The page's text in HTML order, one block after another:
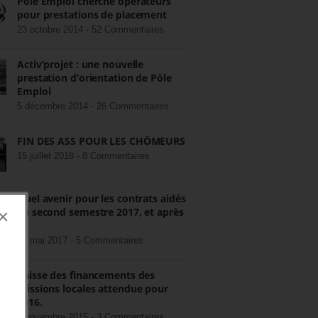
pour prestations de placement
23 octobre 2014 - 52 Commentaires
Activ’projet : une nouvelle
prestation d’orientation de Pôle
Emploi
5 décembre 2014 - 26 Commentaires
FIN DES ASS POUR LES CHÔMEURS
15 juillet 2018 - 8 Commentaires
Quel avenir pour les contrats aidés
au second semestre 2017, et après
22 mai 2017 - 5 Commentaires
Baisse des financements des
missions locales attendue pour
2016.